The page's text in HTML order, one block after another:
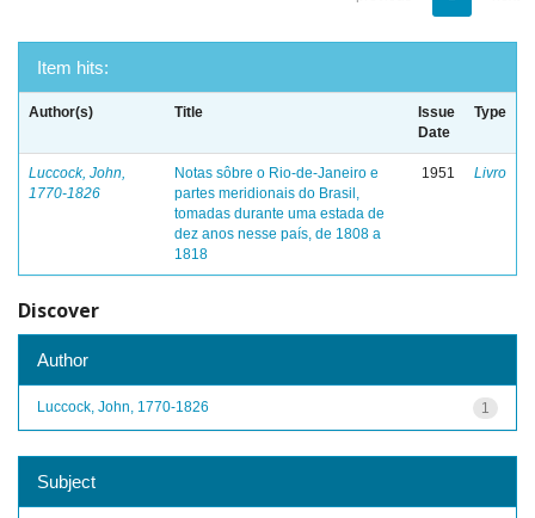
Item hits:
Author(s) Title
Issue
Date
Type
Luccock, John,
1770-1826
Notas sôbre o Rio-de-Janeiro e
partes meridionais do Brasil,
tomadas durante uma estada de
dez anos nesse país, de 1808 a
1818
1951 Livro
Discover
Author
1
Luccock, John, 1770-1826
Subject